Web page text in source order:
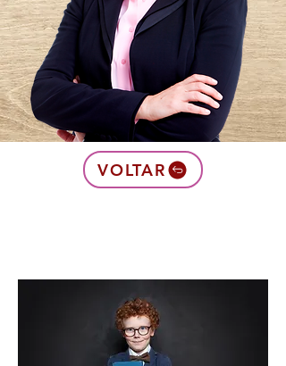
VOLTAR